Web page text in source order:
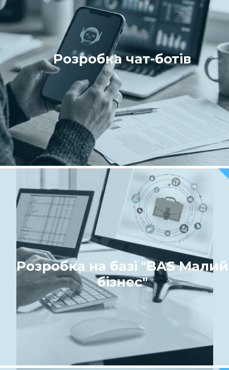
Розробка чат-ботів
Розробка на базі "BAS Малий
бізнес"